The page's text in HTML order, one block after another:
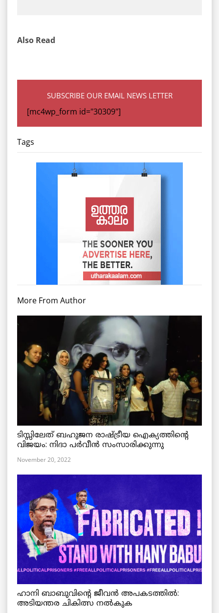
Also Read
SUBSCRIBE OUR EMAIL NEWS LETTER
[mc4wp_form id="30309"]
Tags
More From Author
ടിസ്സിലേത് ബഹുജന രാഷ്ട്രീയ ഐക്യത്തിന്റെ
വിജയം: നിദാ പർവീൻ സംസാരിക്കുന്നു
November 20, 2022
ഹാനി ബാബുവിന്റെ ജീവൻ അപകടത്തിൽ:
അടിയന്തര ചികിത്സ നൽകുക